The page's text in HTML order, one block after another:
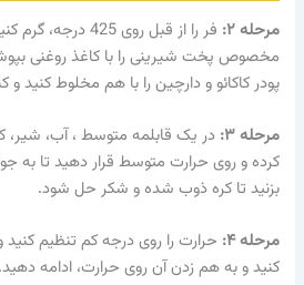
مرحله ۲ :
فر را از قبل روی
مخصوص پخت شیرینی را با کاغذ روغنی
پودر کاکائو و دارچین را با هم مخلوط کنید و
مرحله ۳ : در یک قابلمه متوسط ​​، آب، شیر،
کرده و روی حرارت متوسط ​​قرار دهید تا به
بزنید تا کره ذوب شده و شکر حل شود.
مرحله ۴ : حرارت را روی درجه کم تنظیم کنید